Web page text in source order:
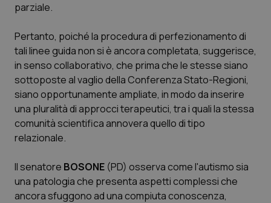
parziale.
Pertanto, poiché la procedura di perfezionamento di
tali linee guida non si è ancora completata, suggerisce,
in senso collaborativo, che prima che le stesse siano
sottoposte al vaglio della Conferenza Stato-Regioni,
siano opportunamente ampliate, in modo da inserire
una pluralità di approcci terapeutici, tra i quali la stessa
comunità scientifica annovera quello di tipo
relazionale.
Il senatore BOSONE (PD) osserva come l'autismo sia
una patologia che presenta aspetti complessi che
ancora sfuggono ad una compiuta conoscenza,